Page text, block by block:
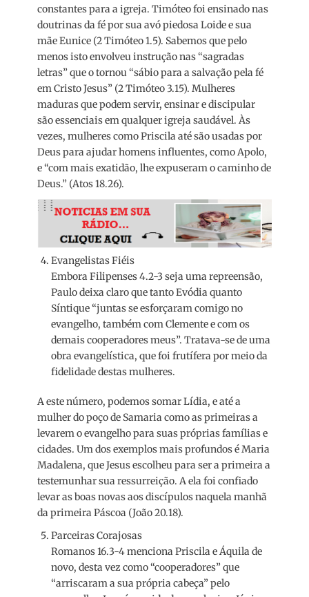
constantes para a igreja. Timóteo foi ensinado nas
doutrinas da fé por sua avó piedosa Loide e sua
mãe Eunice (2 Timóteo 1.5). Sabemos que pelo
menos isto envolveu instrução nas “sagradas
letras” que o tornou “sábio para a salvação pela fé
em Cristo Jesus” (2 Timóteo 3.15). Mulheres
maduras que podem servir, ensinar e discipular
são essenciais em qualquer igreja saudável. Às
vezes, mulheres como Priscila até são usadas por
Deus para ajudar homens influentes, como Apolo,
e “com mais exatidão, lhe expuseram o caminho de
Deus.” (Atos 18.26).
Evangelistas Fiéis
Embora Filipenses 4.2-3 seja uma repreensão,
Paulo deixa claro que tanto Evódia quanto
Síntique “juntas se esforçaram comigo no
evangelho, também com Clemente e com os
demais cooperadores meus”. Tratava-se de uma
obra evangelística, que foi frutífera por meio da
fidelidade destas mulheres.
A este número, podemos somar Lídia, e até a
mulher do poço de Samaria como as primeiras a
levarem o evangelho para suas próprias famílias e
cidades. Um dos exemplos mais profundos é Maria
Madalena, que Jesus escolheu para ser a primeira a
testemunhar sua ressurreição. A ela foi confiado
levar as boas novas aos discípulos naquela manhã
da primeira Páscoa (João 20.18).
Parceiras Corajosas
Romanos 16.3-4 menciona Priscila e Áquila de
novo, desta vez como “cooperadores” que
“arriscaram a sua própria cabeça” pelo